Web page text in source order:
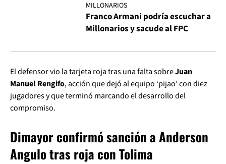
MILLONARIOS
Franco Armani podría escuchar a
Millonarios y sacude al FPC
El defensor vio la tarjeta roja tras una falta sobreJuan
Manuel Rengifo, acción que dejó al equipo ‘pijao’ con diez
jugadores y que terminó marcando el desarrollo del
compromiso.
Dimayor confirmó sanción a Anderson
Angulo tras roja con Tolima